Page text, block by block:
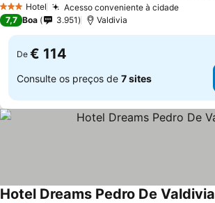
3 EstrelasHotel Acesso conveniente à cidade
7,7 Boa 3.951 Valdivia
De € 114
Consulte os preços de 7 sites
Hotel Dreams Pedro De Valdivia